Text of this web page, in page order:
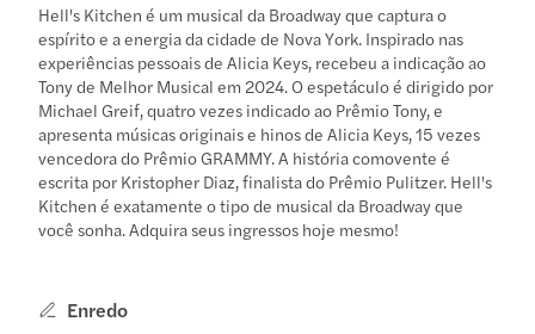
Hell's Kitchen é um musical da Broadway que captura o
espírito e a energia da cidade de Nova York. Inspirado nas
experiências pessoais de Alicia Keys, recebeu a indicação ao
Tony de Melhor Musical em 2024. O espetáculo é dirigido por
Michael Greif, quatro vezes indicado ao Prêmio Tony, e
apresenta músicas originais e hinos de Alicia Keys, 15 vezes
vencedora do Prêmio GRAMMY. A história comovente é
escrita por Kristopher Diaz, finalista do Prêmio Pulitzer. Hell's
Kitchen é exatamente o tipo de musical da Broadway que
você sonha. Adquira seus ingressos hoje mesmo!
Enredo